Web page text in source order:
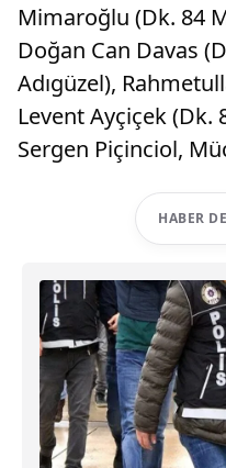
Mimaroğlu (Dk. 84
Doğan Can Davas
Adıgüzel),
Levent Ayçiçek (Dk.
Sergen Piçinciol,
HABER